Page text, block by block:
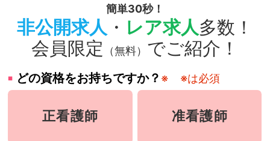
簡単30秒！
非公開求人 ・ レア求人多数！
会員限定
（無料） でご紹介！
どの資格をお持ちですか？ ※ ※は必須
正看護師 准看護師